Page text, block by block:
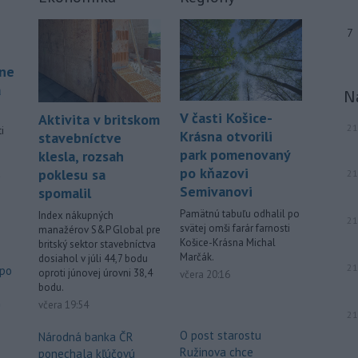
Aktivita v britskom
stavebníctve
klesla, rozsah
poklesu sa
spomalil
Index nákupných
manažérov S&P Global pre
britský sektor stavebníctva
dosiahol v júli 44,7 bodu
oproti júnovej úrovni 38,4
bodu.
včera 19:54
Národná banka ČR
ponechala kľúčovú
V časti Košice-
Krásna otvorili
park pomenovaný
po kňazovi
Semivanovi
Pamätnú tabuľu odhalil po
svätej omši farár farnosti
Košice-Krásna Michal
Marčák.
včera 20:16
O post starostu
Ružinova chce
7